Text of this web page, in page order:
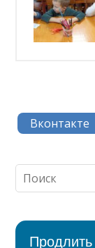
Вконтакте
Продлить